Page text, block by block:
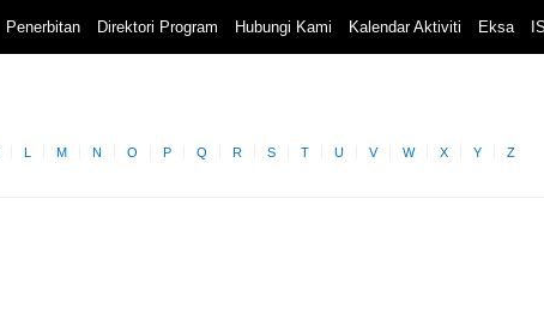
Penerbitan Direktori Program Hubungi Kami Kalendar Aktiviti Eksa
L M N O P Q R S T U V W X Y Z